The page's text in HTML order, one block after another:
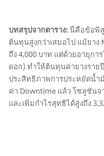
บทสรุปจากตาราง: นี่คือข้อพิสู
ต้นทุนสูงกว่าเสมอไป แม้ยาง
ถึง 4,000 บาท แต่ด้วยอายุกา
ดอก) ทำให้ต้นทุนค่ายางราย
ประสิทธิภาพการประหยัดน้ำ
ค่า Downtime แล้ว โซลูชัน
และเพิ่มกำไรสุทธิได้สูงถึง